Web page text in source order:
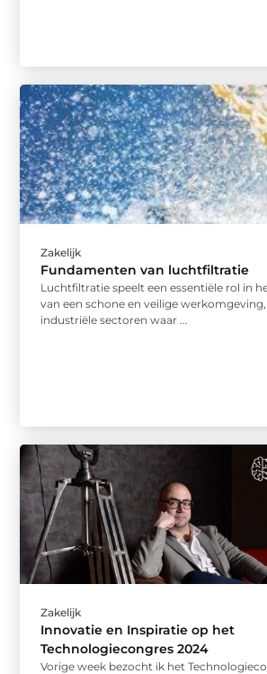
Zakelijk
Fundamenten van luchtfiltratie
Luchtfiltratie speelt een essentiële rol in
van een schone en veilige
industriële sectoren waar ...
Zakelijk
Innovatie en Inspiratie op het
Technologiecongres 2024
Vorige week bezocht ik het